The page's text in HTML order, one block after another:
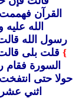
القرآن
الله
رسول الله
} قلت بلى
السورة
حولا حتى
اثني